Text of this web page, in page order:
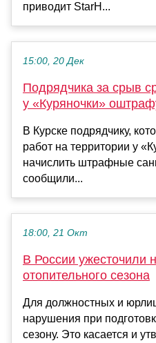
приводит StarH...
15:00, 20 Дек
Подрядчика за срыв
у «Куряночки»
В Курске подрядчику,
работ на территории у
начислить штрафные
сообщили...
18:00, 21 Окт
В России ужесточили
отопительного сезона
Для должностных и
нарушения при
сезону. Это касается и